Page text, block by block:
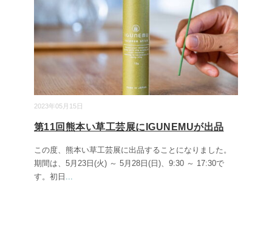
2023年05月15日
第11回熊本い草工芸展にIGUNEMUが出品
この度、熊本い草工芸展に出品することになりました。
期間は、5月23日(火) ～ 5月28日(日)、9:30 ～ 17:30で
す。初日 ...